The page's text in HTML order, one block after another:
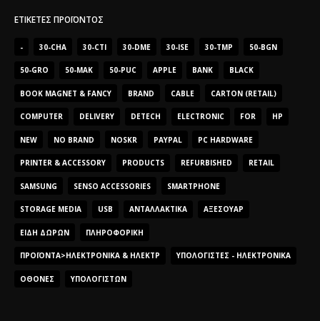
ΕΤΙΚΈΤΕΣ ΠΡΟΪΌΝΤΟΣ
- 30-CHA 30-CTI 30-DME 30-ISE 30-TMP 50-BGN
50-GRO 50-MAK 50-PUC APPLE BANK BLACK
BOOK MAGNET & FANCY BRAND CABLE CARTON (RETAIL)
COMPUTER DELIVERY DETECH ELECTRONIC FOR HP
NEW NO BRAND NOSKR PAYPAL PC HARDWARE
PRINTER & ACCESSORY PRODUCTS REFURBISHED RETAIL
SAMSUNG SENSO ACCESSORIES SMARTPHONE
STORAGE MEDIA USB ΑΝΤΑΛΛΑΚΤΙΚΆ ΑΞΕΣΟΥΆΡ
ΕΊΔΗ ΔΏΡΩΝ ΠΛΗΡΟΦΟΡΙΚΉ
ΠΡΟΪΌΝΤΑ>ΗΛΕΚΤΡΟΝΙΚΆ & ΗΛΕΚΤΡ ΥΠΟΛΟΓΙΣΤΈΣ - ΗΛΕΚΤΡΟΝΙΚΆ
ΟΘΌΝΕΣ ΥΠΟΛΟΓΙΣΤΏΝ